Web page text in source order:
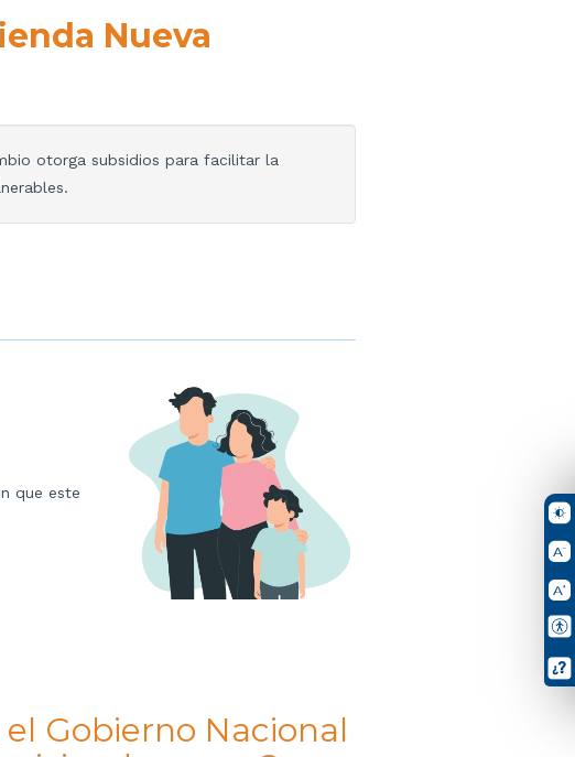
Nueva
otorga subsidios para facilitar la
que este
Gobierno Nacional